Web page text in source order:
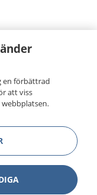
en förbättrad
att viss